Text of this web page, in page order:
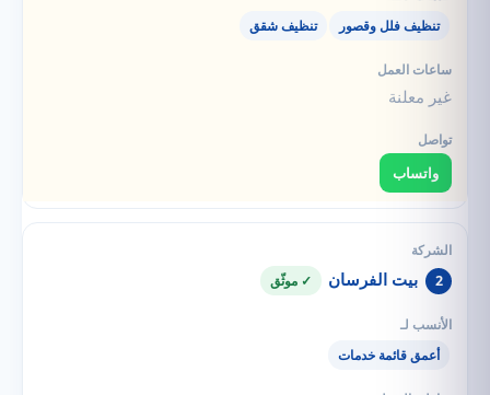
تنظيف فلل وقصور تنظيف شقق
غير معلنة
واتساب
2 بيت الفرسان ✓ موثّق
أعمق قائمة خدمات